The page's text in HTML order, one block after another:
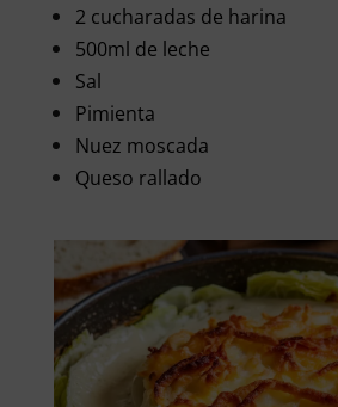
2 cucharadas de harina
500ml de leche
Sal
Pimienta
Nuez moscada
Queso rallado